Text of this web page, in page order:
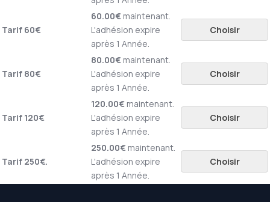
Tarif 60€
60.00€ maintenant.
L'adhésion expire
après 1 Année.
Choisir
Tarif 80€
80.00€ maintenant.
L'adhésion expire
après 1 Année.
Choisir
Tarif 120€
120.00€ maintenant.
L'adhésion expire
après 1 Année.
Choisir
Tarif 250€.
250.00€ maintenant.
L'adhésion expire
après 1 Année.
Choisir